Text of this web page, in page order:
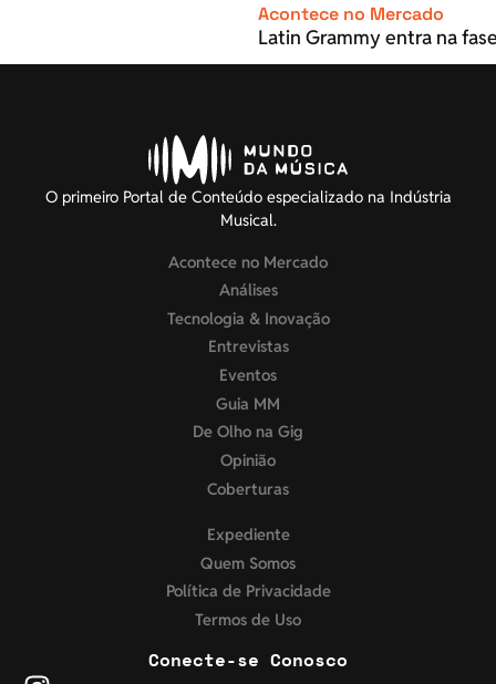
Acontece no Mercado
Latin Grammy entra na
O primeiro Portal de Conteúdo especializado na Indústria
Musical.
Acontece no Mercado
Análises
Tecnologia & Inovação
Entrevistas
Eventos
Guia MM
De Olho na Gig
Opinião
Coberturas
Expediente
Quem Somos
Política de Privacidade
Termos de Uso
Conecte-se Conosco